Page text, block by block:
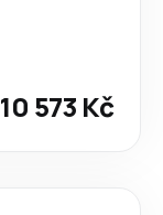
10 573 Kč